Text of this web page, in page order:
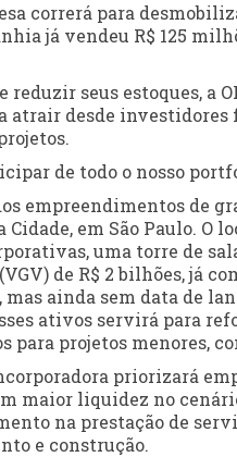
correrá para
já vendeu R$ 125
reduzir seus estoques, a
atrair desde
de todo o nosso
empreendimentos de
em São Paulo. O
uma torre de
de R$ 2 bilhões, já
ainda sem data de
ativos servirá para
para projetos menores,
priorizará
maior liquidez no
na prestação de
e construção.